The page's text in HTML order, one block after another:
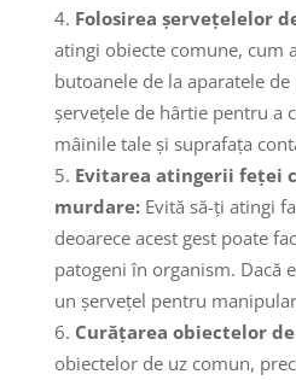
Folosirea șervețelelor
atingi obiecte comune, cum
butoanele de la aparatele
șervețele de hârtie pentru a
mâinile tale și suprafața
Evitarea atingerii feței
murdare:Evită să-ți atingi
deoarece acest gest poate
patogeni în organism. Dacă
un șervețel pentru
Curățarea obiectelor
obiectelor de uz comun,